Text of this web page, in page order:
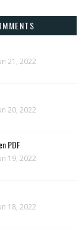
21, 2022
20, 2022
PDF
19, 2022
18, 2022